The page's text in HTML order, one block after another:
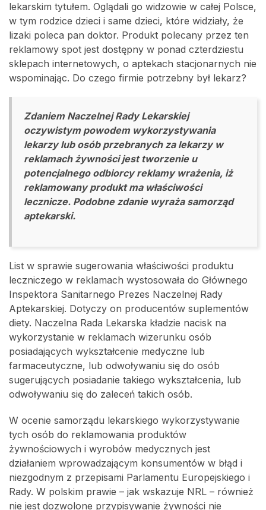
lekarskim tytułem. Oglądali go widzowie w całej Polsce,
w tym rodzice dzieci i same dzieci, które widziały, że
lizaki poleca pan doktor. Produkt polecany przez ten
reklamowy spot jest dostępny w ponad czterdziestu
sklepach internetowych, o aptekach stacjonarnych nie
wspominając. Do czego firmie potrzebny był lekarz?
Zdaniem Naczelnej Rady Lekarskiej
oczywistym powodem wykorzystywania
lekarzy lub osób przebranych za lekarzy w
reklamach żywności jest tworzenie u
potencjalnego odbiorcy reklamy wrażenia, iż
reklamowany produkt ma właściwości
lecznicze. Podobne zdanie wyraża samorząd
aptekarski.
List w sprawie sugerowania właściwości produktu
leczniczego w reklamach wystosowała do Głównego
Inspektora Sanitarnego Prezes Naczelnej Rady
Aptekarskiej. Dotyczy on producentów suplementów
diety. Naczelna Rada Lekarska kładzie nacisk na
wykorzystanie w reklamach wizerunku osób
posiadających wykształcenie medyczne lub
farmaceutyczne, lub odwoływaniu się do osób
sugerujących posiadanie takiego wykształcenia, lub
odwoływaniu się do zaleceń takich osób.
W ocenie samorządu lekarskiego wykorzystywanie
tych osób do reklamowania produktów
żywnościowych i wyrobów medycznych jest
działaniem wprowadzającym konsumentów w błąd i
niezgodnym z przepisami Parlamentu Europejskiego i
Rady. W polskim prawie – jak wskazuje NRL – również
nie jest dozwolone przypisywanie żywności nie